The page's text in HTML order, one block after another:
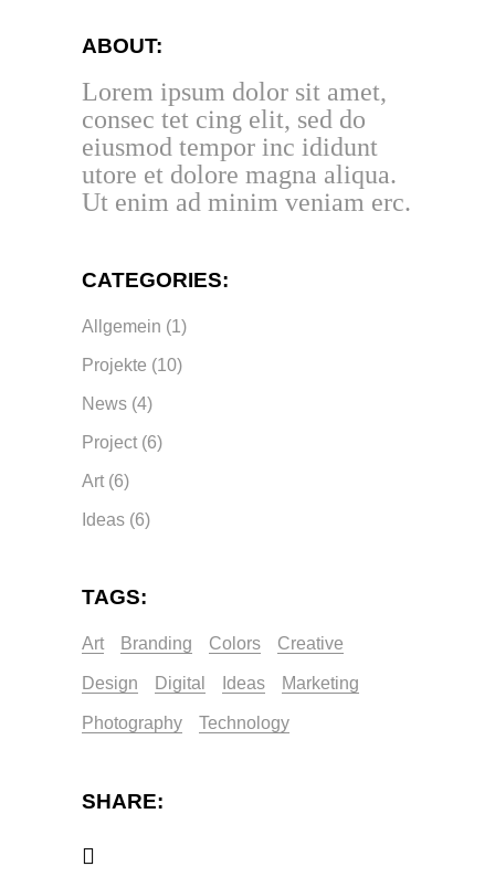
ABOUT:
Lorem ipsum dolor sit amet,
consec tet cing elit, sed do
eiusmod tempor inc ididunt
utore et dolore magna aliqua.
Ut enim ad minim veniam erc.
CATEGORIES:
Allgemein (1)
Projekte (10)
News (4)
Project (6)
Art (6)
Ideas (6)
TAGS:
Art Branding Colors Creative
Design Digital Ideas Marketing
Photography Technology
SHARE: